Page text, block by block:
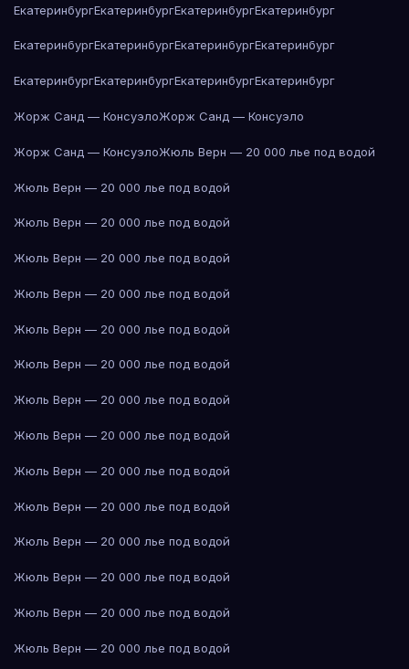
ЕкатеринбургЕкатеринбургЕкатеринбургЕкатеринбург
ЕкатеринбургЕкатеринбургЕкатеринбургЕкатеринбург
ЕкатеринбургЕкатеринбургЕкатеринбургЕкатеринбург
Жорж Санд — КонсуэлоЖорж Санд — Консуэло
Жорж Санд — КонсуэлоЖюль Верн — 20 000 лье под водой
Жюль Верн — 20 000 лье под водой
Жюль Верн — 20 000 лье под водой
Жюль Верн — 20 000 лье под водой
Жюль Верн — 20 000 лье под водой
Жюль Верн — 20 000 лье под водой
Жюль Верн — 20 000 лье под водой
Жюль Верн — 20 000 лье под водой
Жюль Верн — 20 000 лье под водой
Жюль Верн — 20 000 лье под водой
Жюль Верн — 20 000 лье под водой
Жюль Верн — 20 000 лье под водой
Жюль Верн — 20 000 лье под водой
Жюль Верн — 20 000 лье под водой
Жюль Верн — 20 000 лье под водой